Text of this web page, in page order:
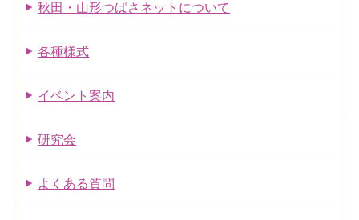
秋田・山形つばさネットについて
各種様式
イベント案内
研究会
よくある質問